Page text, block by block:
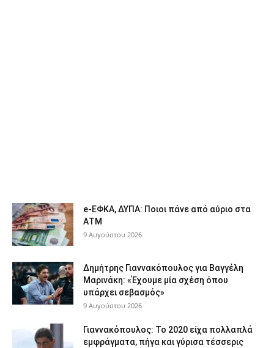
e-ΕΦΚΑ, ΔΥΠΑ: Ποιοι πάνε από αύριο στα
ΑΤΜ
9 Αυγούστου 2026
Δημήτρης Γιαννακόπουλος για Βαγγέλη
Μαρινάκη: «Έχουμε μία σχέση όπου
υπάρχει σεβασμός»
9 Αυγούστου 2026
Γιαννακόπουλος: Το 2020 είχα πολλαπλά
εμφράγματα, πήγα και γύρισα τέσσερις